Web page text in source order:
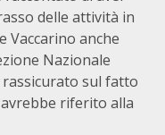
delle attività in
Vaccarino anche
Nazionale
sul fatto
riferito alla